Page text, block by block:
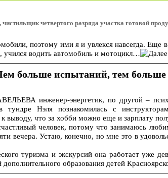
четвертого разряда участка готовой
поэтому ими я и увлекся навсегда. Еще
учился водить автомобиль и мотоцикл…
больше испытаний, тем больше
инженер-энергетик, по другой –
Нэля познакомилась с
выводу, что за хобби можно еще и зарплату
человек, потому что занимаюсь
вечера. Устаю, конечно, но мне это в
туризма и экскурсий она работает уже
образования детей